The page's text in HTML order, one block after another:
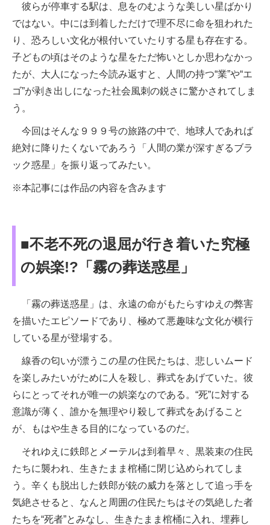
彼らが停車する駅は、息をのむような美しい星ばかり
ではない。中には到着しただけで理不尽に命を狙われた
り、恐ろしい文化が根付いていたりする星も存在する。
子どもの頃はそのような星をただ怖いとしか思わなかっ
たが、大人になった今読み返すと、人間の持つ“業”や“エ
ゴ”が剥き出しになった社会風刺の鋭さに驚かされてしま
う。
今回はそんな９９９号の旅路の中で、地球人であれば
絶対に降りたくないであろう「人間の業が深すぎるブラ
ック惑星」を振り返ってみたい。
※本記事には作品の内容を含みます
■不老不死の退屈が行き着いた究極
の娯楽!?「霧の葬送惑星」
「霧の葬送惑星」は、永遠の命がもたらすゆえの弊害
を描いたエピソードであり、極めて悪趣味な文化が横行
している星が登場する。
線香の匂いが漂うこの星の住民たちは、悲しいムード
を楽しみたいがために人を殺し、葬式をあげていた。彼
らにとってそれが唯一の娯楽なのである。“死”に対する
意識が薄く、誰かを無理やり殺して葬式をあげること
が、もはや生きる目的になっているのだ。
それゆえに鉄郎とメーテルは到着早々、黒装束の住民
たちに襲われ、生きたまま棺桶に閉じ込められてしま
う。辛くも脱出した鉄郎が銃の威力を落として追っ手を
気絶させると、なんと周囲の住民たちはその気絶した者
たちを“死者”とみなし、生きたまま棺桶に入れ、埋葬し